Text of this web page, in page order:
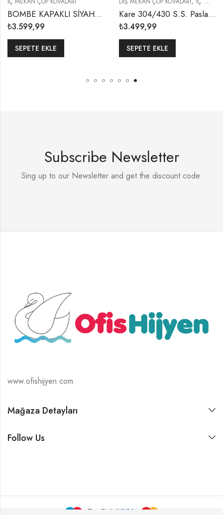
BOMBE KAPAKLI SİYAH RENK BOYALI ÇÖP KOVASI
₺3.599,99
SEPETE EKLE
Kare 304/430 S.S. Paslanmaz Küllük Hazneli Çelik İç ve Dış Mekan Çöp Kovası
₺3.499,99
SEPETE EKLE
Subscribe Newsletter
Sing up to our Newsletter and get the discount code.
www.ofishijyen.com
Mağaza Detayları
Follow Us